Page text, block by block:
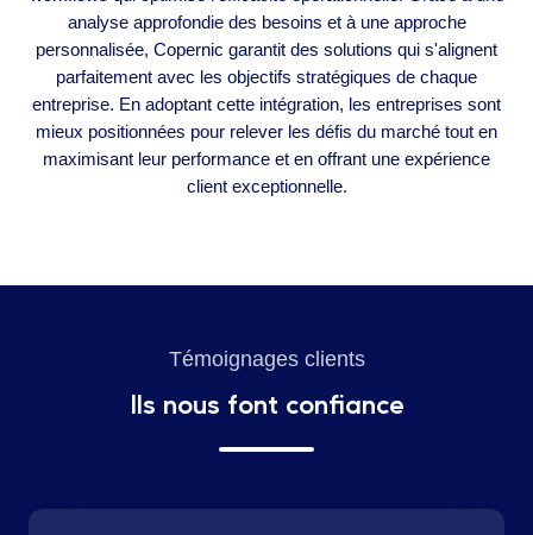
analyse approfondie des besoins et à une approche
personnalisée, Copernic garantit des solutions qui s'alignent
parfaitement avec les objectifs stratégiques de chaque
entreprise. En adoptant cette intégration, les entreprises sont
mieux positionnées pour relever les défis du marché tout en
maximisant leur performance et en offrant une expérience
client exceptionnelle.
Témoignages clients
Ils nous font confiance